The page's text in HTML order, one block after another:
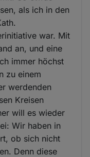
als ich in den
war. Mit
an, und eine
immer höchst
zu einem
werdenden
Kreisen
will es wieder
Wir haben in
ob sich nicht
Denn diese